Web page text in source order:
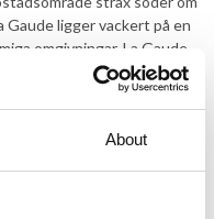
About
Gaude ligger vackert på en
omgivningar. La Gaude
en typisk sydfransk
stenhus, smala gator